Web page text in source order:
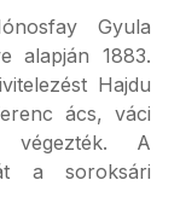
Gyula
alapján 1883.
Hajdu
ács, váci
végezték. A
a soroksári